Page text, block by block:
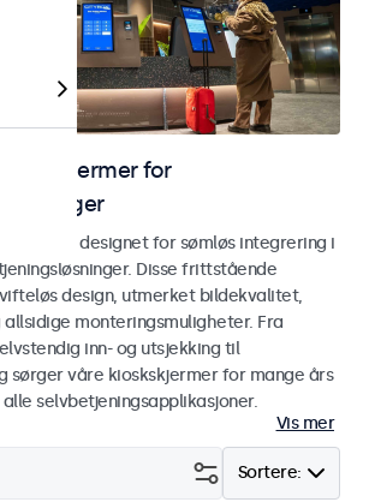
for
designet for sømløs integrering i
Disse frittstående
design, utmerket bildekvalitet,
monteringsmuligheter. Fra
inn- og utsjekking til
sørger våre kioskskjermer for mange års
selvbetjeningsapplikasjoner.
Vis mer
Sortere: